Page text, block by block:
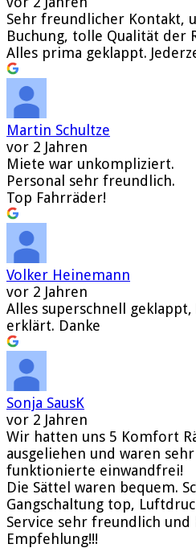
Sehr freundlicher Kontakt,
Buchung, tolle Qualität der
Alles prima geklappt.
Martin Schultze
vor 2 Jahren
Miete war unkompliziert.
Personal sehr freundlich.
Top Fahrräder!
Volker Heinemann
vor 2 Jahren
Alles superschnell
erklärt. Danke
Sonja SausK
vor 2 Jahren
Wir hatten uns 5 Komfort
ausgeliehen und waren
funktionierte einwandfrei!
Die Sättel waren bequem.
Gangschaltung top,
Service sehr freundlich
Empfehlung!!!